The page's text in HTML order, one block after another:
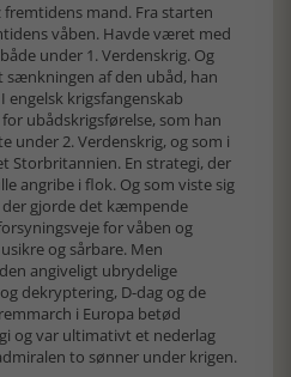
mand. Fra starten
våben. Havde været med
under 1. Verdenskrig. Og
af den ubåd, han
krigsfangenskab
ubådskrigsførelse, som han
under 2. Verdenskrig, og som i
Storbritannien. En strategi, der
angribe i flok. Og som viste sig
gjorde det kæmpende
for våben og
og sårbare. Men
angiveligt ubrydelige
dekryptering, D-dag og de
i Europa betød
og var ultimativt et nederlag
to sønner under krigen.